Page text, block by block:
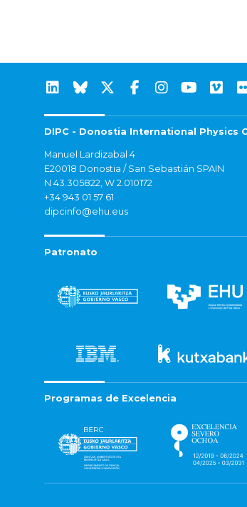
DIPC - Donostia International Physics
Manuel Lardizabal 4
E20018 Donostia / San Sebastián SPAIN
N 43.305822, W 2.010172
+34 943 01 57 61
dipcinfo@ehu.eus
Patronato
Programas de Excelencia